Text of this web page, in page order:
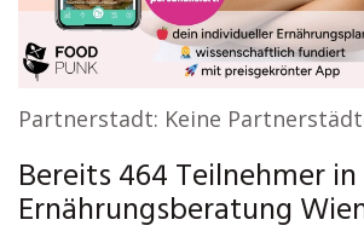
Partnerstadt: Keine
Bereits 464 Teilnehmer in
Ernährungsberatung